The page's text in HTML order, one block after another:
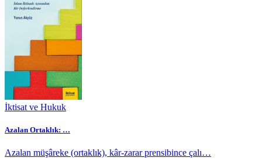
İktisat ve Hukuk
Azalan Ortaklık: …
Azalan müşâreke (ortaklık), kâr-zarar prensibince çalı…